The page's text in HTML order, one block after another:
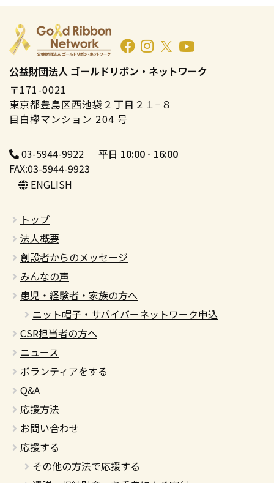
公益財団法人 ゴールドリボン・ネットワーク
〒171-0021
東京都豊島区西池袋２丁目２１−８
目白欅マンション 204 号
03-5944-9922
平日 10:00 - 16:00
FAX:03-5944-9923
ENGLISH
トップ
法人概要
創設者からのメッセージ
みんなの声
患児・経験者・家族の方へ
ニット帽子・サバイバーネットワーク申込
CSR担当者の方へ
ニュース
ボランティアをする
Q&A
応援方法
お問い合わせ
応援する
その他の方法で応援する